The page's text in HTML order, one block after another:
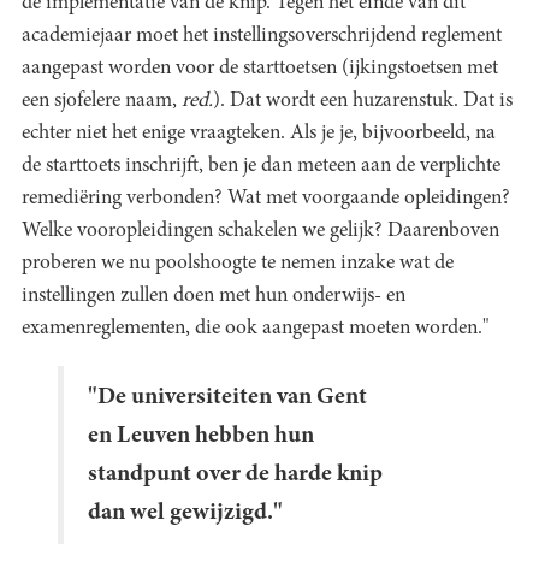
academiejaar moet het instellingsoverschrijdend reglement
aangepast worden voor de starttoetsen (ijkingstoetsen met
een sjofelere naam, red.). Dat wordt een huzarenstuk. Dat is
echter niet het enige vraagteken. Als je je, bijvoorbeeld, na
de starttoets inschrijft, ben je dan meteen aan de verplichte
remediëring verbonden? Wat met voorgaande opleidingen?
Welke vooropleidingen schakelen we gelijk? Daarenboven
proberen we nu poolshoogte te nemen inzake wat de
instellingen zullen doen met hun onderwijs- en
examenreglementen, die ook aangepast moeten worden."
"De universiteiten van Gent
en Leuven hebben hun
standpunt over de harde knip
dan wel gewijzigd."